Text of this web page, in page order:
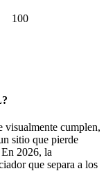
100
visualmente cumplen,
sitio que pierde
En 2026, la
que separa a los